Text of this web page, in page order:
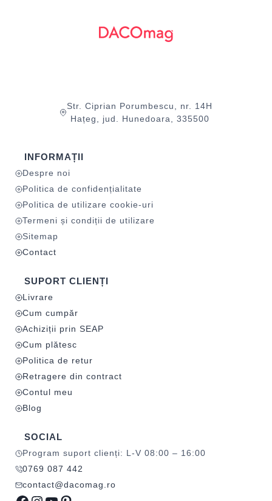
Str. Ciprian Porumbescu, nr. 14H
Hațeg, jud. Hunedoara, 335500
INFORMAȚII
Despre noi
Politica de confidențialitate
Politica de utilizare cookie-uri
Termeni și condiții de utilizare
Sitemap
Contact
SUPORT CLIENȚI
Livrare
Cum cumpăr
Achiziții prin SEAP
Cum plătesc
Politica de retur
Retragere din contract
Contul meu
Blog
SOCIAL
Program suport clienți: L-V 08:00 – 16:00
0769 087 442
contact@dacomag.ro